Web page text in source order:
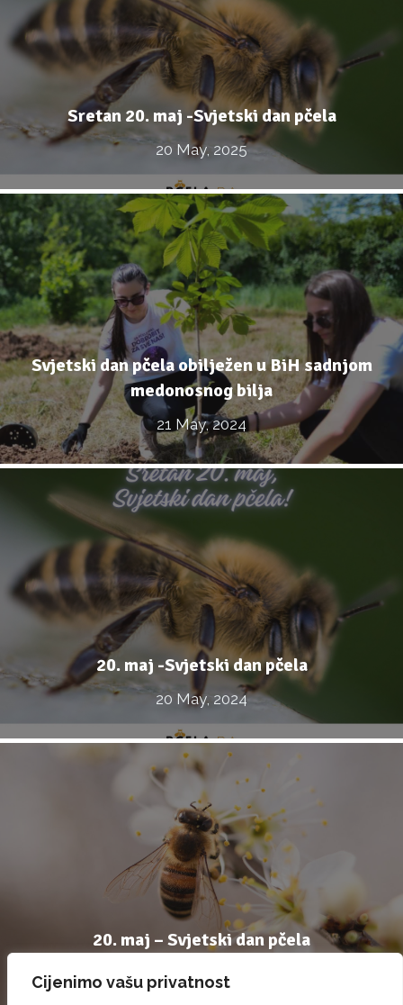
Cijenimo vašu privatnost
Sretan 20. maj -Svjetski dan pčela
20 May, 2025
Svjetski dan pčela obilježen u BiH sadnjom
medonosnog bilja
21 May, 2024
20. maj -Svjetski dan pčela
20 May, 2024
20. maj – Svjetski dan pčela
20 May, 2023